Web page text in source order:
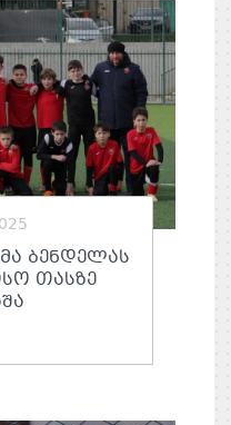
ᲑᲔᲜᲓᲔᲚᲐᲡ
ᲗᲐᲡᲖᲔ